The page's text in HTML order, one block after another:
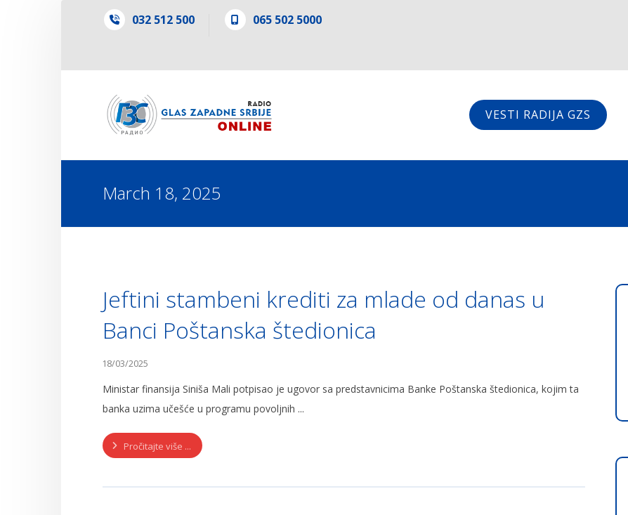
032 512 500 065 502 5000
VESTI RADIJA GZS
March 18, 2025
Jeftini stambeni krediti za mlade od danas u
Banci Poštanska štedionica
18/03/2025
Ministar finansija Siniša Mali potpisao je ugovor sa predstavnicima Banke Poštanska štedionica, kojim ta
banka uzima učešće u programu povoljnih ...
Pročitajte više ...